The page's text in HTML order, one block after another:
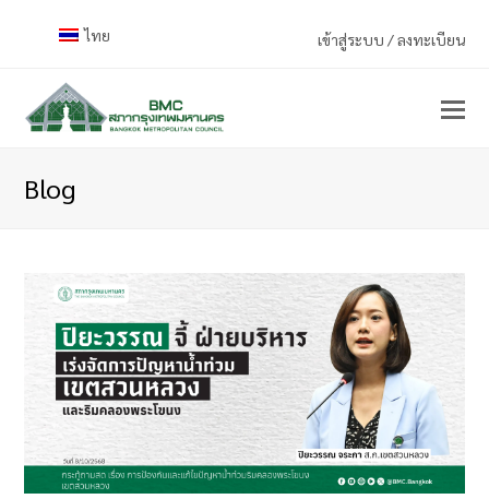
ไทย เข้าสู่ระบบ / ลงทะเบียน
Blog